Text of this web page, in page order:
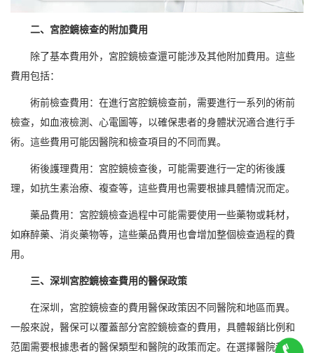
二、宮腔鏡檢查的附加費用
除了基本費用外，宮腔鏡檢查還可能涉及其他附加費用。這些
費用包括：
術前檢查費用：在進行宮腔鏡檢查前，需要進行一系列的術前
檢查，如血液檢測、心電圖等，以確保患者的身體狀況適合進行手
術。這些費用可能因醫院和檢查項目的不同而異。
術後護理費用：宮腔鏡檢查後，可能需要進行一定的術後護
理，如抗生素治療、複查等，這些費用也需要根據具體情況而定。
藥品費用：宮腔鏡檢查過程中可能需要使用一些藥物或耗材，
如麻醉藥、消炎藥物等，這些藥品費用也會增加整個檢查過程的費
用。
三、深圳宮腔鏡檢查費用的醫保政策
在深圳，宮腔鏡檢查的費用醫保政策因不同醫院和地區而異。
一般來說，醫保可以覆蓋部分宮腔鏡檢查的費用，具體報銷比例和
范圍需要根據患者的醫保類型和醫院的政策而定。在選擇醫院和醫